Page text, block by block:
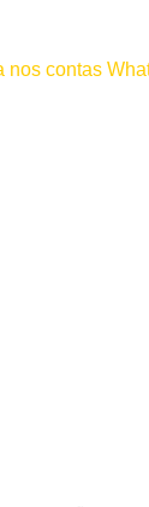
contas